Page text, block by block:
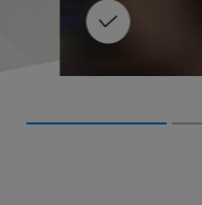
een
risico kan
verminderd
bescherming.